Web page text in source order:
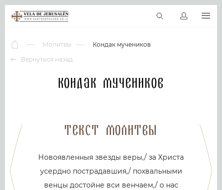
Виртуальные туры
RU
Вернуться назад
Молитвы Кондак мучеников
Кондак мучеников
Текст молитвы
Новоявленныя звезды веры,/ за Христа
усердно пострадавшия,/ похвальными
венцы достойне вси венчаем,/ о нас